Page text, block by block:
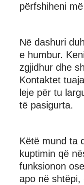
përfshiheni
Në dashuri
e humbur.
zgjidhur dhe
Kontaktet
leje për tu
të pasigurta.
Këtë mund ta
kuptimin që
funksionon
apo në